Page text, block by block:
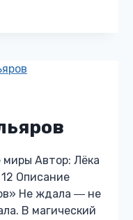
Автор: Лёка
Описание
Не ждала ― не
В магический